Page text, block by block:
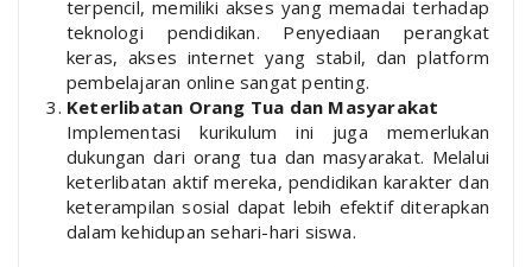
terpencil, memiliki akses yang memadai terhadap
teknologi pendidikan. Penyediaan perangkat
keras, akses internet yang stabil, dan platform
pembelajaran online sangat penting.
Keterlibatan Orang Tua dan Masyarakat
Implementasi kurikulum ini juga memerlukan
dukungan dari orang tua dan masyarakat. Melalui
keterlibatan aktif mereka, pendidikan karakter dan
keterampilan sosial dapat lebih efektif diterapkan
dalam kehidupan sehari-hari siswa.